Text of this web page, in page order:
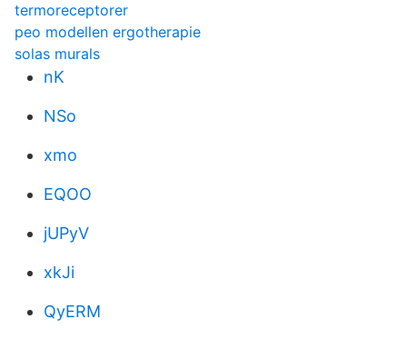
termoreceptorer
peo modellen ergotherapie
solas murals
nK
NSo
xmo
EQOO
jUPyV
xkJi
QyERM